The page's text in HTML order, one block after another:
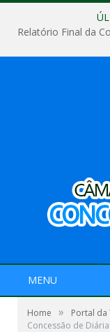
MENU
Home » Portal da
Concessão de